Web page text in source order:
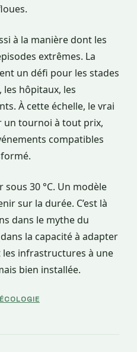
à la manière dont les
extrêmes. La
un défi pour les stades
les hôpitaux, les
À cette échelle, le vrai
un tournoi à tout prix,
compatibles
30 °C. Un modèle
sur la durée. C’est là
dans le mythe du
la capacité à adapter
les infrastructures à une
bien installée.